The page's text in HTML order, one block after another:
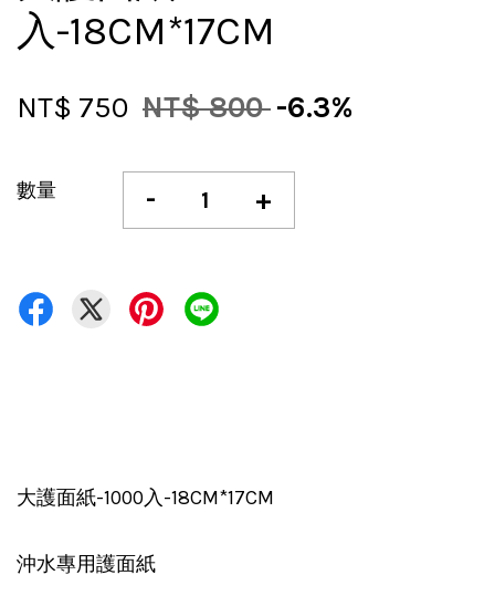
入-18CM*17CM
NT$ 750 NT$ 800-6.3%
數量 - +
大護面紙-1000入-18CM*17CM
沖水專用護面紙